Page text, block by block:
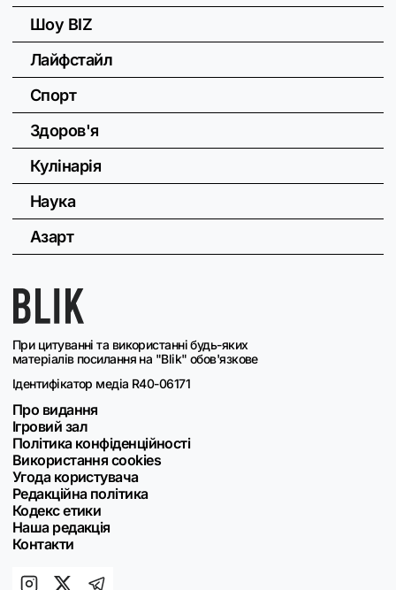
При цитуванні та використанні будь-яких
матеріалів посилання на "Blik" обов'язкове
Ідентифікатор медіа R40-06171
Про видання
Ігровий зал
Політика конфіденційності
Використання cookies
Угода користувача
Редакційна політика
Кодекс етики
Наша редакція
Контакти
Шоу BIZ
Лайфстайл
Спорт
Здоров'я
Кулінарія
Наука
Азарт